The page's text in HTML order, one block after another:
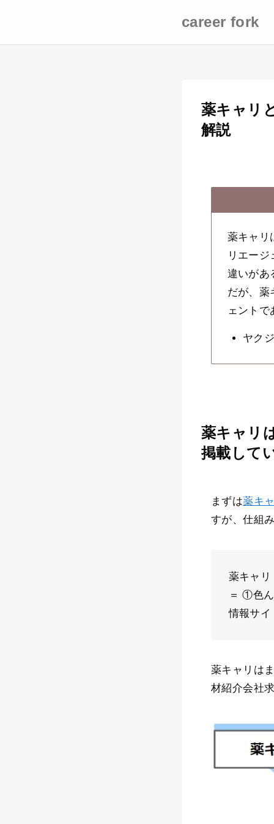
career fork
薬キャリ
解説
薬キャリ
リエー
違いがあ
だが、薬
ェントで
ヤク
薬キャリ
掲載して
まずは薬キ
すが、仕組
薬キャリ
＝ ①色
情報サ
薬キャリは
材紹介会社